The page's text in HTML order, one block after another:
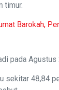
timur.
Barokah,
pada Agustus
sekitar 48,84